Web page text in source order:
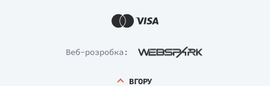
Веб-розробка:
ВГОРУ